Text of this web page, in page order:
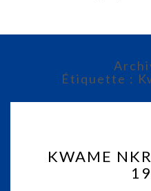
Étiquette :
KWAME